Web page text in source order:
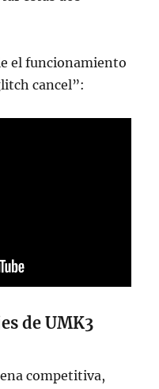
el funcionamiento
cancel”:
de UMK3
competitiva,